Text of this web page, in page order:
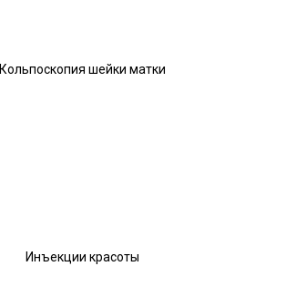
Кольпоскопия шейки матки
Инъекции красоты